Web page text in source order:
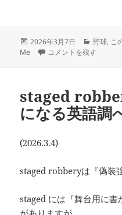
投
2026年3月7日
カ
テ
野球, こ
Me mercy rule は？－
コメントを残す
staged
になる英語調
(2026.3.4)
staged robberyは『偽装
staged には『舞台用に